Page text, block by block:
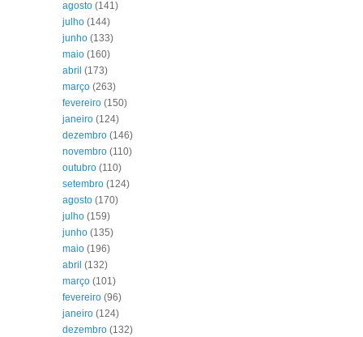
agosto (141)
julho (144)
junho (133)
maio (160)
abril (173)
março (263)
fevereiro (150)
janeiro (124)
dezembro (146)
novembro (110)
outubro (110)
setembro (124)
agosto (170)
julho (159)
junho (135)
maio (196)
abril (132)
março (101)
fevereiro (96)
janeiro (124)
dezembro (132)